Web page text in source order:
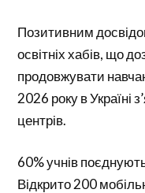
Позитивним
освітніх хабів, що
продовжувати
2026 року в Україні
центрів.
60% учнів
Відкрито 200